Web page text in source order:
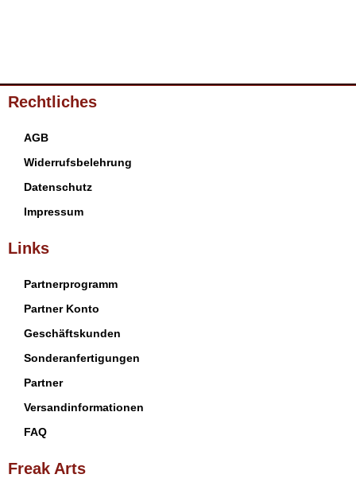
Rechtliches
AGB
Widerrufsbelehrung
Datenschutz
Impressum
Links
Partnerprogramm
Partner Konto
Geschäftskunden
Sonderanfertigungen
Partner
Versandinformationen
FAQ
Freak Arts